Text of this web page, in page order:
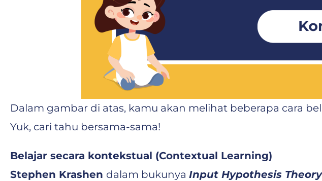
Dalam gambar di atas, kamu akan melihat beberapa cara
Yuk, cari tahu bersama-sama!
Belajar secara kontekstual (Contextual Learning)
Stephen Krashen dalam bukunya Input Hypothesis Theory